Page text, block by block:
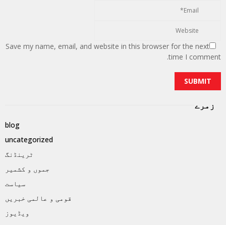
Save my name, email, and website in this browser for the next
time I comment.
زمرے
blog
uncategorized
ٹرینڈنگ
جموں و کشمیر
سیاست
قومی و عالمی خبریں
ویڈیوز